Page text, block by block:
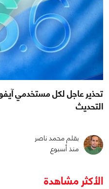
التحديث
بقلم محمد ناصر
منذ أسبوع
الأكثر مشاهدة